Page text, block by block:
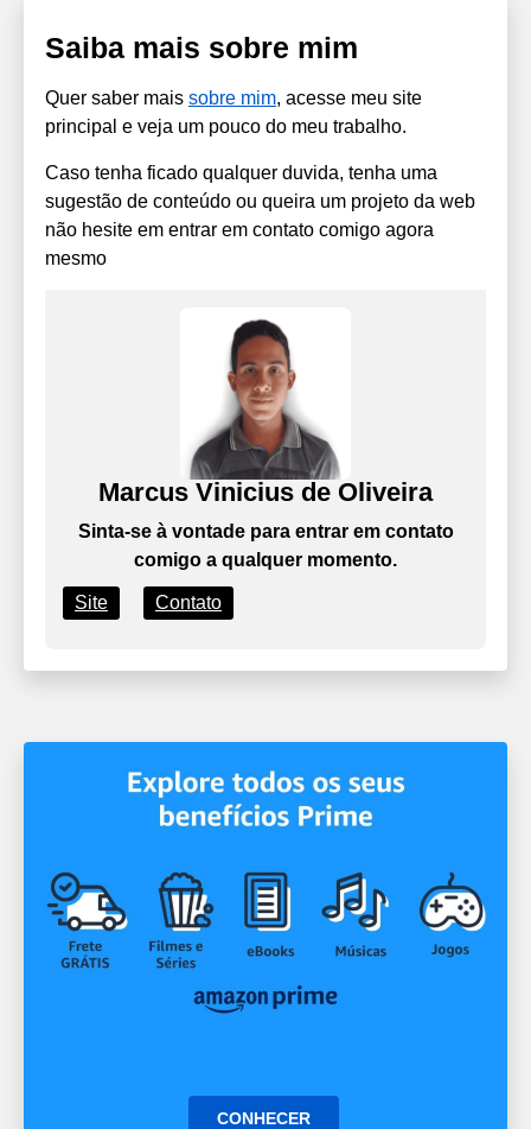
Saiba mais sobre mim
Quer saber mais sobre mim, acesse meu site
principal e veja um pouco do meu trabalho.
Caso tenha ficado qualquer duvida, tenha uma
sugestão de conteúdo ou queira um projeto da web
não hesite em entrar em contato comigo agora
mesmo
Marcus Vinicius de Oliveira
Sinta-se à vontade para entrar em contato
comigo a qualquer momento.
Site Contato
CONHECER